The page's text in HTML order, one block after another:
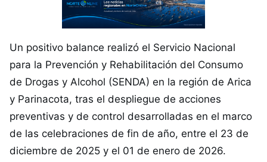
Un positivo balance realizó el Servicio Nacional
para la Prevención y Rehabilitación del Consumo
de Drogas y Alcohol (SENDA) en la región de Arica
y Parinacota, tras el despliegue de acciones
preventivas y de control desarrolladas en el marco
de las celebraciones de fin de año, entre el 23 de
diciembre de 2025 y el 01 de enero de 2026.